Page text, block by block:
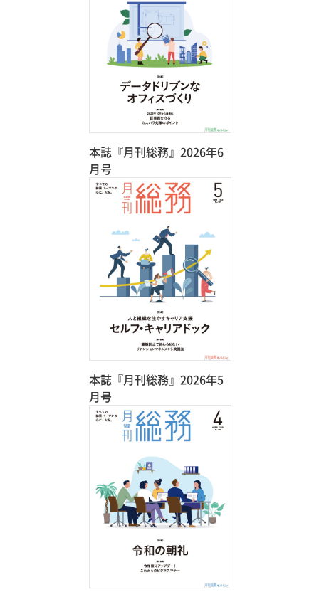
本誌『月刊総務』2026年6
月号
本誌『月刊総務』2026年5
月号